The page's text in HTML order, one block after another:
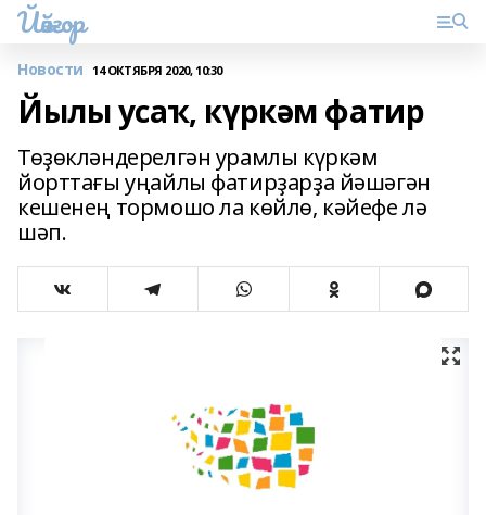
Йәйғор
Новости 14 ОКТЯБРЯ 2020, 10:30
Йылы усаҡ, күркәм фатир
Төҙөкләндерелгән урамлы күркәм
йорттағы уңайлы фатирҙарҙа йәшәгән
кешенең тормошо ла көйлө, кәйефе лә
шәп.